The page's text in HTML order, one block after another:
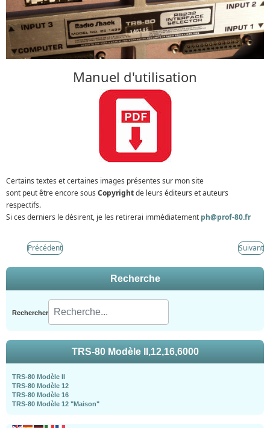
Manuel d'utilisation
Certains textes et certaines images présentes sur mon site
sont peut être encore sous Copyrightde leurs éditeurs et auteurs
respectifs.
Si ces derniers le désirent, je les retirerai immédiatement ph@prof-80.fr
Précédent Suivant
Recherche
Rechercher
TRS-80 Modèle II,12,16,6000
TRS-80 Modèle II
TRS-80 Modèle 12
TRS-80 Modèle 16
TRS-80 Modèle 12 "Maison"